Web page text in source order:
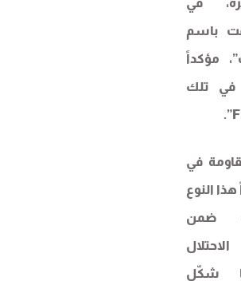
في
باسم
مؤكداً
تلك
في
النوع
ضمن
شكّل